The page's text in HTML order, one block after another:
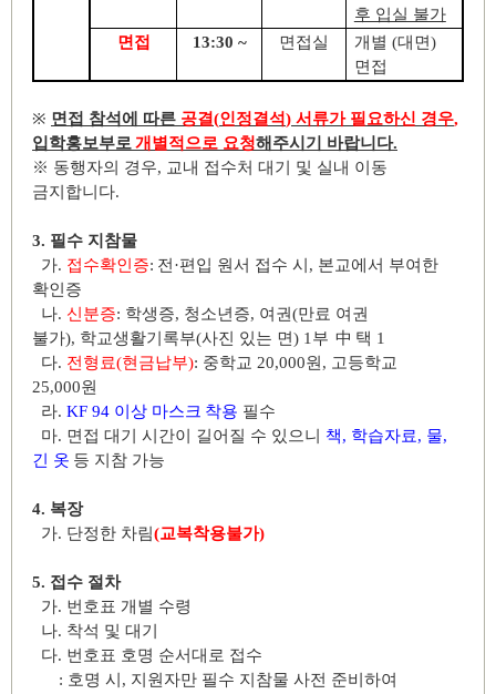
후 입실 불가
면접
13:30 ~ 면접실 개별 (대면)
면접
※ 면접 참석에 따른 공결(인정결석) 서류가 필요하신 경우,
입학홍보부로 개별적으로 요청해주시기 바랍니다.
※ 동행자의 경우, 교내 접수처 대기 및 실내 이동
금지합니다.
3. 필수 지참물
가. 접수확인증: 전 ·편입 원서 접수 시 , 본교에서 부여한
확인증
나. 신분증: 학생증, 청소년증, 여권(만료 여권
불가), 학교생활기록부(사진 있는 면) 1 부 中 택 1
다. 전형료(현금납부): 중학교 20,000원 , 고등학교
25,000원
라. KF 94 이상 마스크 착용 필수
마. 면접 대기 시간이 길어질 수 있으니 책, 학습자료, 물,
긴 옷 등 지참 가능
4. 복장
가. 단정한 차림(교복착용불가)
5. 접수 절차
가. 번호표 개별 수령
나. 착석 및 대기
다. 번호표 호명 순서대로 접수
: 호명 시 , 지원자만 필수 지참물 사전 준비하여